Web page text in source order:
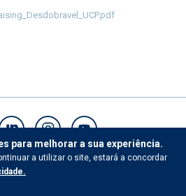
Contactos
para melhorar a sua experiência.
a utilizar o site, estará a concordar